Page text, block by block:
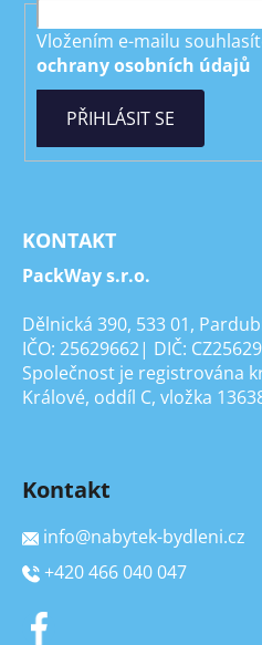
Vložením e-mailu
ochrany osobních údajů
PŘIHLÁSIT SE
KONTAKT
PackWay s.r.o.
Dělnická 390, 533 01,
IČO: 25629662| DIČ:
Společnost je registrována
Králové, oddíl C, vložka
Kontakt
info@nabytek-bydleni.cz
+420 466 040 047